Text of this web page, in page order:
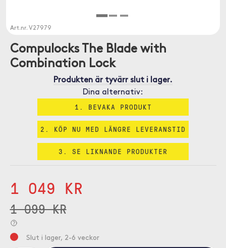
Art.nr. V27979
Compulocks The Blade with
Combination Lock
Produkten är tyvärr slut i lager.
Dina alternativ:
1. BEVAKA PRODUKT
2. KÖP NU MED LÄNGRE LEVERANSTID
3. SE LIKNANDE PRODUKTER
1 049 KR
1 099 KR
Slut i lager, 2-6 veckor